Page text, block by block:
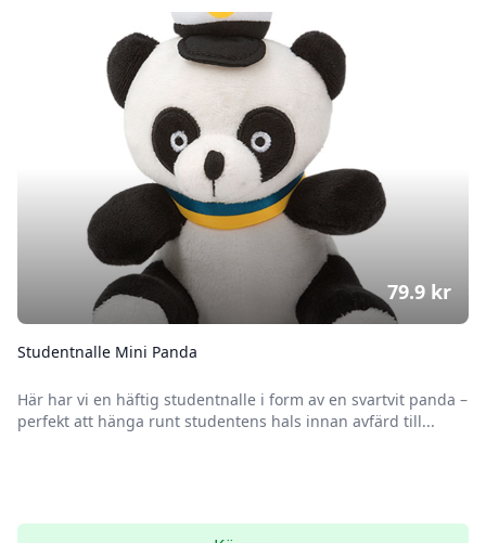
Studentnalle Mini Panda
Här har vi en häftig studentnalle i form av en svartvit panda –
perfekt att hänga runt studentens hals innan avfärd till...
79.9 kr